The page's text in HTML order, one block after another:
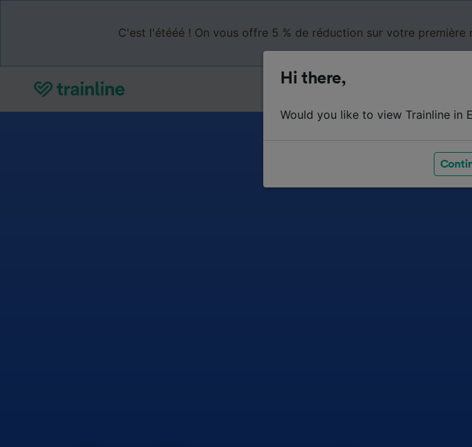
C'est l'étééé ! On vous offre 5 % de réduction sur votre
Hi there,
Would you like to view Trainline in